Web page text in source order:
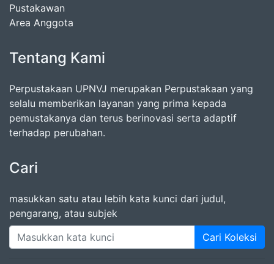
Pustakawan
Area Anggota
Tentang Kami
Perpustakaan UPNVJ merupakan Perpustakaan yang
selalu memberikan layanan yang prima kepada
pemustakanya dan terus berinovasi serta adaptif
terhadap perubahan.
Cari
masukkan satu atau lebih kata kunci dari judul,
pengarang, atau subjek
Cari Koleksi